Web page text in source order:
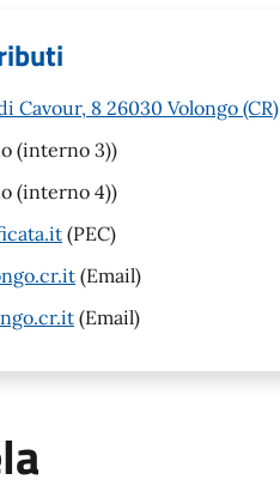
Cavour, 8 26030 Volongo (CR)
(interno 3))
(interno 4))
(PEC)
(Email)
(Email)